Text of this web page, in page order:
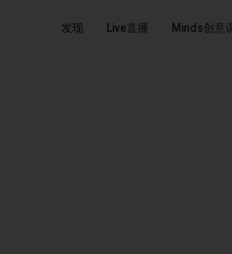
发现 Live直播 Minds创意